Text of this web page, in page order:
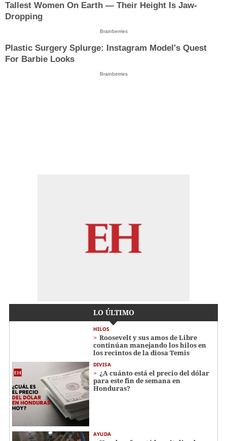
Tallest Women On Earth — Their Height Is Jaw-
Dropping
Brainberries
Plastic Surgery Splurge: Instagram Model's Quest
For Barbie Looks
Brainberries
LO ÚLTIMO
HILOS
Roosevelt y sus amos de Libre
continúan manejando los hilos en
los recintos de la diosa Temis
DIVISA
¿A cuánto está el precio del dólar
para este fin de semana en
Honduras?
AYUDA